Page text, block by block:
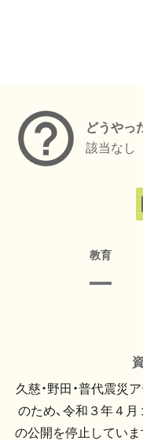
どうやっ
該当なし
教育
久慈・野田・普代震災
のため、令和３年４
の公開を停止していま